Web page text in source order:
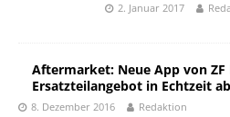
2. Januar 2017
Aftermarket: Neue App von
Ersatzteilangebot in Echtzeit ab
8. Dezember 2016 Redaktion